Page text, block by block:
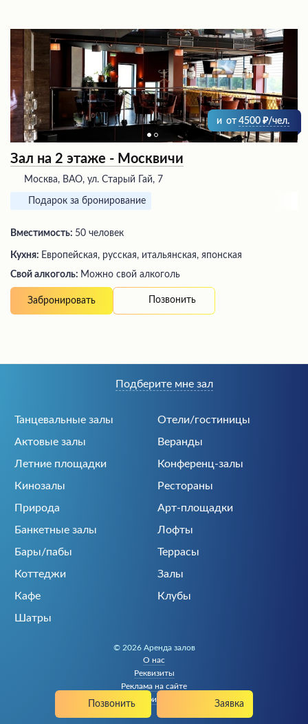
и от 4500 /чел.
Зал на 2 этаже - Москвичи
Москва, ВАО, ул. Старый Гай, 7
Подарок за бронирование
Вместимость: 50 человек
Кухня: Европейская, русская, итальянская, японская
Свой алкоголь: Можно свой алкоголь
Забронировать Позвонить
Позвонить Заявка
© 2026 Аренда залов
О нас
Реквизиты
Реклама на сайте
Политика конфиденциальности
Танцевальные залы
Отели/гостиницы
Актовые залы
Веранды
Летние площадки
Конференц-залы
Кинозалы
Рестораны
Природа
Арт-площадки
Банкетные залы
Лофты
Бары/пабы
Террасы
Коттеджи
Залы
Кафе
Клубы
Шатры
Подберите мне зал